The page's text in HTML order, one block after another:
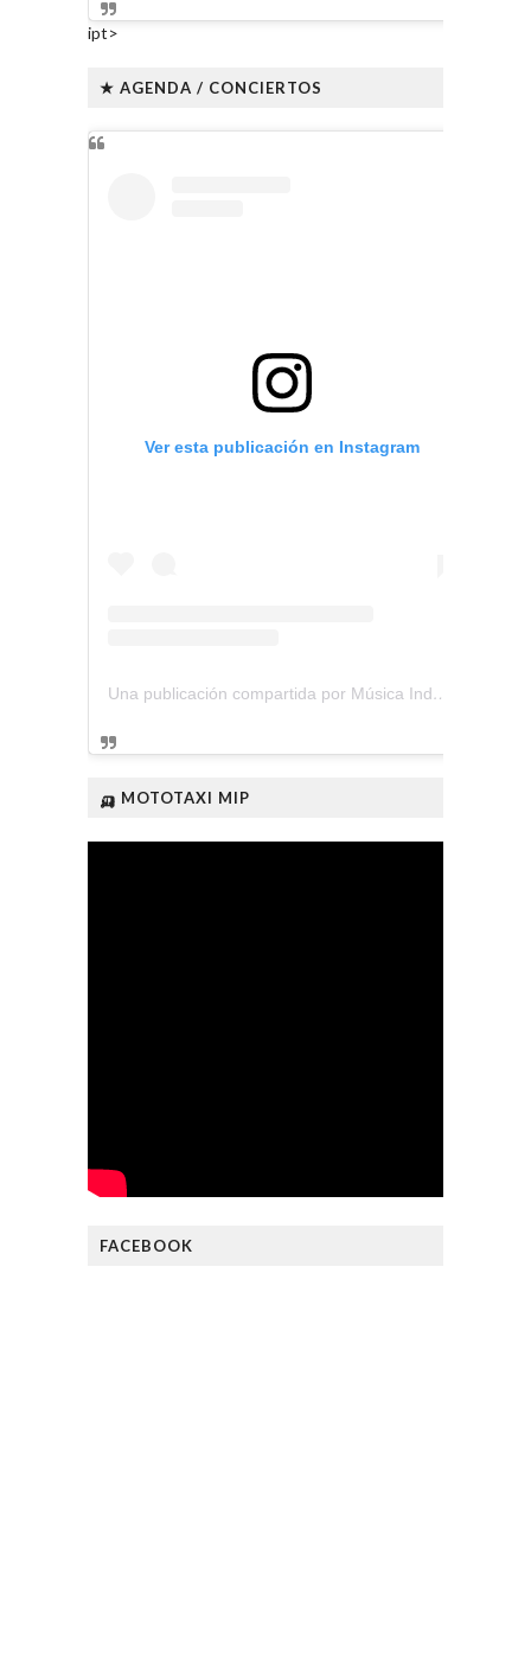
ipt>
★ AGENDA / CONCIERTOS
Ver esta publicación en Instagram
Una publicación compartida por Música Independiente Perú 🇵🇪 (@musica.independiente.peru)
🛺 MOTOTAXI MIP
FACEBOOK